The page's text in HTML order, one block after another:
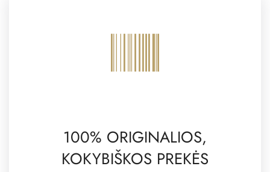
100% ORIGINALIOS,
KOKYBIŠKOS PREKĖS